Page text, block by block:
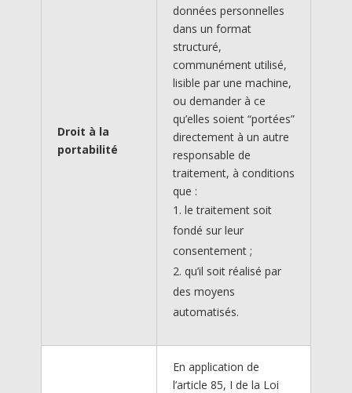
Droit à la
portabilité
données personnelles
dans un format
structuré,
communément utilisé,
lisible par une machine,
ou demander à ce
qu’elles soient “portées”
directement à un autre
responsable de
traitement, à conditions
que :
le traitement soit
fondé sur leur
consentement ;
qu’il soit réalisé par
des moyens
automatisés.
En application de
l’article 85, I de la Loi